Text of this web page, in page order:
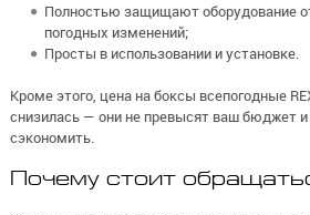
Полностью защищают оборудование
погодных изменений;
Просты в использовании и установке.
Кроме этого, цена на боксы всепогодные
снизилась — они не превысят ваш бюджет и
сэкономить.
Почему стоит